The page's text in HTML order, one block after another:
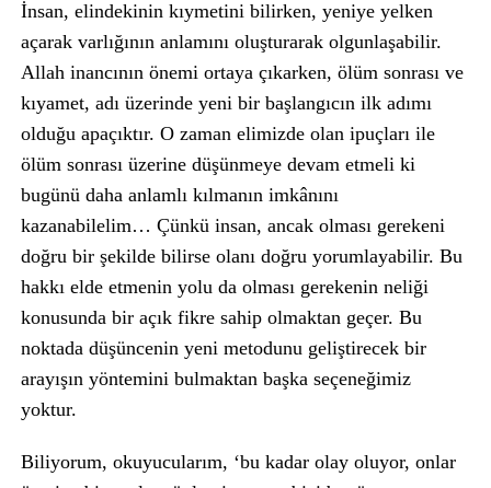
İnsan, elindekinin kıymetini bilirken, yeniye yelken
açarak varlığının anlamını oluşturarak olgunlaşabilir.
Allah inancının önemi ortaya çıkarken, ölüm sonrası ve
kıyamet, adı üzerinde yeni bir başlangıcın ilk adımı
olduğu apaçıktır. O zaman elimizde olan ipuçları ile
ölüm sonrası üzerine düşünmeye devam etmeli ki
bugünü daha anlamlı kılmanın imkânını
kazanabilelim… Çünkü insan, ancak olması gerekeni
doğru bir şekilde bilirse olanı doğru yorumlayabilir. Bu
hakkı elde etmenin yolu da olması gerekenin neliği
konusunda bir açık fikre sahip olmaktan geçer. Bu
noktada düşüncenin yeni metodunu geliştirecek bir
arayışın yöntemini bulmaktan başka seçeneğimiz
yoktur.
Biliyorum, okuyucularım, ‘bu kadar olay oluyor, onlar